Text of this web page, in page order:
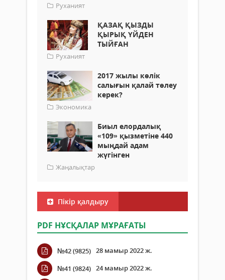
Руханият
ҚАЗАҚ ҚЫЗДЫ
ҚЫРЫҚ ҮЙДЕН
ТЫЙҒАН
Руханият
2017 жылы көлік
салығын қалай төлеу
керек?
Экономика
Биыл елордалық
«109» қызметіне 440
мыңдай адам
жүгінген
Жаңалықтар
Пікір қалдыру
PDF НҰСҚАЛАР МҰРАҒАТЫ
№42 (9825) 28 мамыр 2022 ж.
№41 (9824) 24 мамыр 2022 ж.